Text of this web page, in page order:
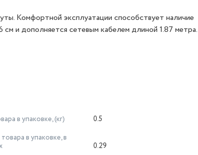
Комфортной эксплуатации способствует наличие
и дополняется сетевым кабелем длиной 1.87 метра.
в упаковке, (кг)
0.5
в упаковке, в
0.29